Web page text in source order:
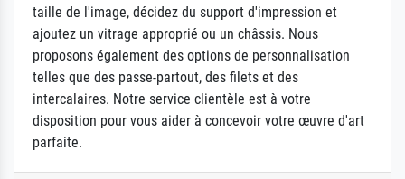
taille de l'image, décidez du support d'impression et
ajoutez un vitrage approprié ou un châssis. Nous
proposons également des options de personnalisation
telles que des passe-partout, des filets et des
intercalaires. Notre service clientèle est à votre
disposition pour vous aider à concevoir votre œuvre d'art
parfaite.